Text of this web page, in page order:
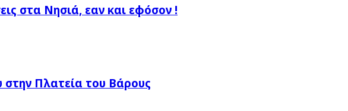
στα Νησιά, εαν και εφόσον !
Πλατεία του Βάρους